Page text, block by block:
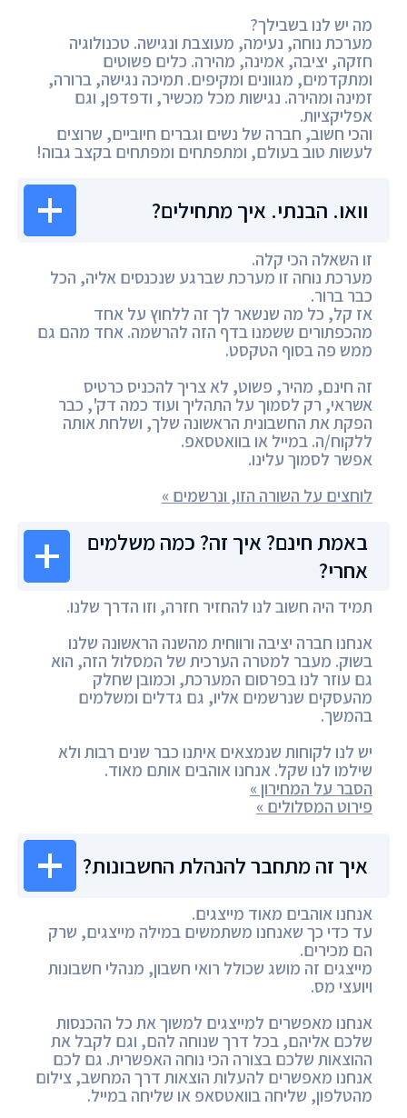
מה יש לנו בשבילך?
מערכת נוחה, נעימה, מעוצבת ונגישה. טכנולוגיה
חזקה, יציבה, אמינה, מהירה. כלים פשוטים
ומתקדמים, מגוונים ומקיפים. תמיכה נגישה, ברורה,
זמינה ומהירה. נגישות מכל מכשיר, ודפדפן, וגם
אפליקציות.
והכי חשוב, חברה של נשים וגברים חיוביים, שרוצים
לעשות טוב בעולם, ומתפתחים ומפתחים בקצב גבוה!
וואו. הבנתי. איך מתחילים?
זו השאלה הכי קלה.
מערכת נוחה זו מערכת שברגע שנכנסים אליה, הכל
כבר ברור.
אז קל, כל מה שנשאר לך זה ללחוץ על אחד
מהכפתורים ששמנו בדף הזה להרשמה. אחד מהם גם
ממש פה בסוף הטקסט.
זה חינם, מהיר, פשוט, לא צריך להכניס כרטיס
אשראי, רק לסמוך על התהליך ועוד כמה דק', כבר
הפקת את החשבונית הראשונה שלך, ושלחת אותה
ללקוח/ה. במייל או בוואטסאפ.
אפשר לסמוך עלינו.
לוחצים על השורה הזו, ונרשמים »
באמת חינם? איך זה? כמה משלמים
אחרי?
תמיד היה חשוב לנו להחזיר חזרה, וזו הדרך שלנו.
אנחנו חברה יציבה ורווחית מהשנה הראשונה שלנו
בשוק. מעבר למטרה הערכית של המסלול הזה, הוא
גם עוזר לנו בפרסום המערכת, וכמובן שחלק
מהעסקים שנרשמים אליו, גם גדלים ומשלמים
בהמשך.
יש לנו לקוחות שנמצאים איתנו כבר שנים רבות ולא
שילמו לנו שקל. אנחנו אוהבים אותם מאוד.
הסבר על המחירון »
פירוט המסלולים »
איך זה מתחבר להנהלת החשבונות?
אנחנו אוהבים מאוד מייצגים.
עד כדי כך שאנחנו משתמשים במילה מייצגים, שרק
הם מכירים.
מייצגים זה מושג שכולל רואי חשבון, מנהלי חשבונות
ויועצי מס.
אנחנו מאפשרים למייצגים למשוך את כל ההכנסות
שלכם אליהם, בכל דרך שנוחה להם, וגם לקבל את
ההוצאות שלכם בצורה הכי נוחה האפשרית. גם לכם
אנחנו מאפשרים להעלות הוצאות דרך המחשב, צילום
מהטלפון, שליחה בוואטסאפ או שליחה במייל.